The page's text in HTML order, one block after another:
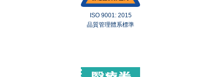
ISO 9001: 2015
品質管理體系標準